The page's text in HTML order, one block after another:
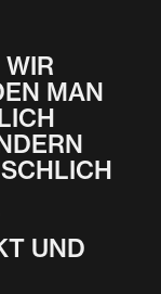
MAN
UND